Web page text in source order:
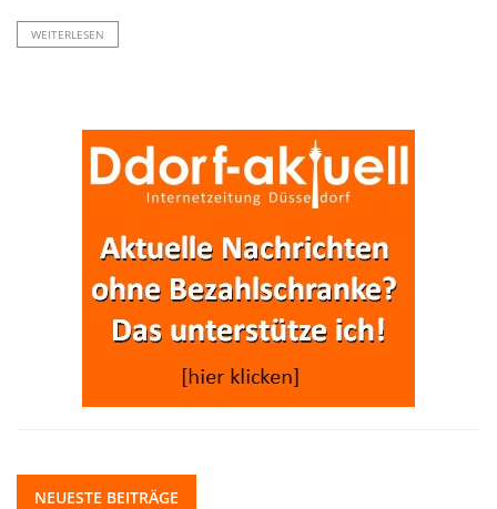
WEITERLESEN
NEUESTE BEITRÄGE